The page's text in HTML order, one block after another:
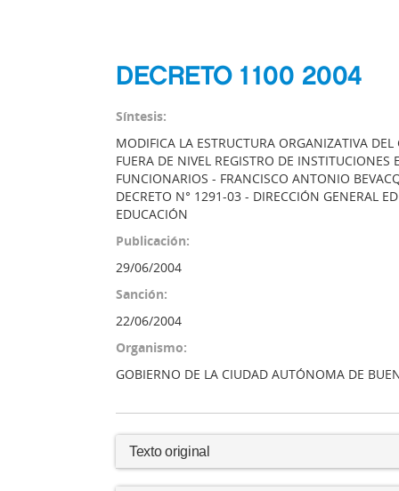
DECRETO 1100 2004
Síntesis:
MODIFICA LA ESTRUCTURA ORGANIZATIVA
FUERA DE NIVEL REGISTRO DE
FUNCIONARIOS - FRANCISCO ANTONIO
DECRETO N° 1291-03 - DIRECCIÓN GENERAL
EDUCACIÓN
Publicación:
29/06/2004
Sanción:
22/06/2004
Organismo:
GOBIERNO DE LA CIUDAD AUTÓNOMA DE
Texto original